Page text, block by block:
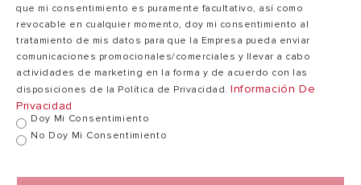
que mi consentimiento es puramente facultativo, así como
revocable en cualquier momento, doy mi consentimiento al
tratamiento de mis datos para que la Empresa pueda enviar
comunicaciones promocionales/comerciales y llevar a cabo
actividades de marketing en la forma y de acuerdo con las
disposiciones de la Política de Privacidad. Información De
Privacidad
Doy Mi Consentimiento
No Doy Mi Consentimiento